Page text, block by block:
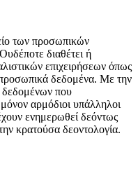
των προσωπικών
διαθέτει ή
επιχειρήσεων όπως
δεδομένα. Με την
δεδομένων που
αρμόδιοι υπάλληλοι
ενημερωθεί δεόντως
κρατούσα δεοντολογία.